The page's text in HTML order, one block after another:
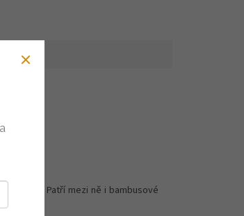
zvířata. Patří mezi ně i bambusové